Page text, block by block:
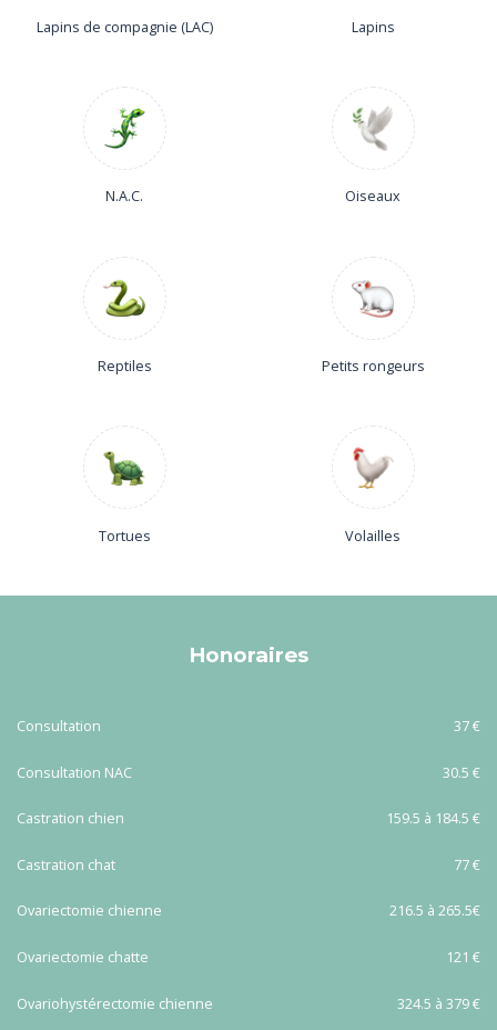
Lapins de compagnie (LAC) Lapins
N.A.C. Oiseaux
Reptiles Petits rongeurs
Tortues Volailles
Honoraires
Consultation 37 €
Consultation NAC 30.5 €
Castration chien 159.5 à 184.5 €
Castration chat 77 €
Ovariectomie chienne 216.5 à 265.5€
Ovariectomie chatte 121 €
Ovariohystérectomie chienne 324.5 à 379 €